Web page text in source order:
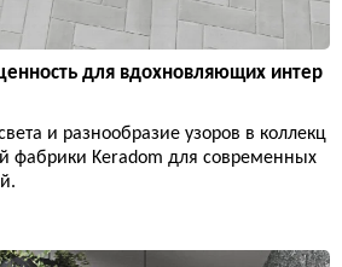
для вдохновляющих интер
и разнообразие узоров в коллекц
фабрики Keradom для современных